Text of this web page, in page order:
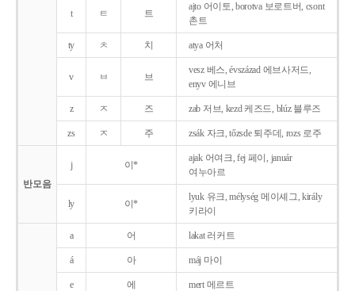
t ㅌ 트
ajto 어이토, borotva 보로트버, csont
촌트
ty ㅊ 치 atya 어처
v ㅂ 브
vesz 베스, évszázad 에브사저드,
enyv 에니브
z ㅈ 즈 zab 저브, kezd 케즈드, blúz 블루즈
zs ㅈ 주 zsák 자크, tőzsde 퇴주데, rozs 로주
반모음
j 이*
ajak 어여크, fej 페이, január
여누아르
ly 이*
lyuk 유크, mélység 메이셰그, király
키라이
a 어 lakat 러커트
á 아 máj 마이
e 에 mert 메르트